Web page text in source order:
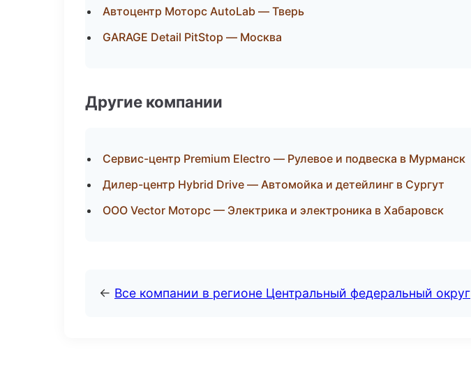
Автоцентр Моторс AutoLab — Тверь
GARAGE Detail PitStop — Москва
Другие компании
Сервис-центр Premium Electro — Рулевое и подвеска в Мурманск
Дилер-центр Hybrid Drive — Автомойка и детейлинг в Сургут
ООО Vector Моторс — Электрика и электроника в Хабаровск
← Все компании в регионе Центральный федеральный округ